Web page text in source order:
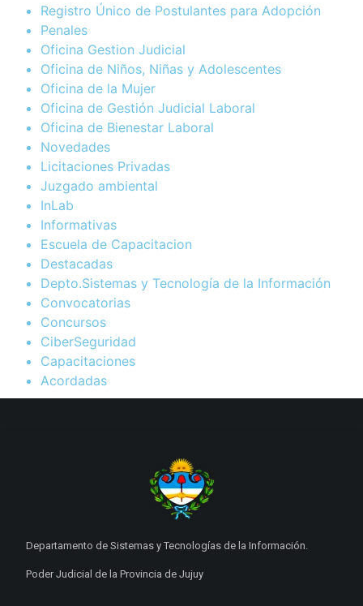
Registro Único de Postulantes para Adopción
Penales
Oficina Gestion Judicial
Oficina de Niños, Niñas y Adolescentes
Oficina de la Mujer
Oficina de Gestión Judicial Laboral
Oficina de Bienestar Laboral
Novedades
Licitaciones Privadas
Juzgado ambiental
InLab
Informativas
Escuela de Capacitacion
Destacadas
Depto.Sistemas y Tecnología de la Información
Convocatorias
Concursos
CiberSeguridad
Capacitaciones
Acordadas
Departamento de Sistemas y Tecnologías de la Información.
Poder Judicial de la Provincia de Jujuy